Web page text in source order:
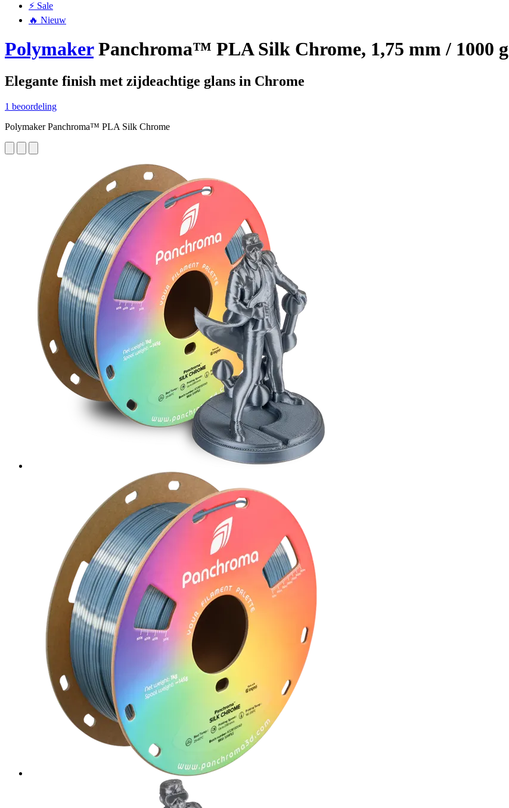
⚡ Sale
🔥 Nieuw
PolymakerPanchroma™ PLA Silk Chrome, 1,75 mm / 1000 g
Elegante finish met zijdeachtige glans in Chrome
1 beoordeling
Polymaker Panchroma™ PLA Silk Chrome